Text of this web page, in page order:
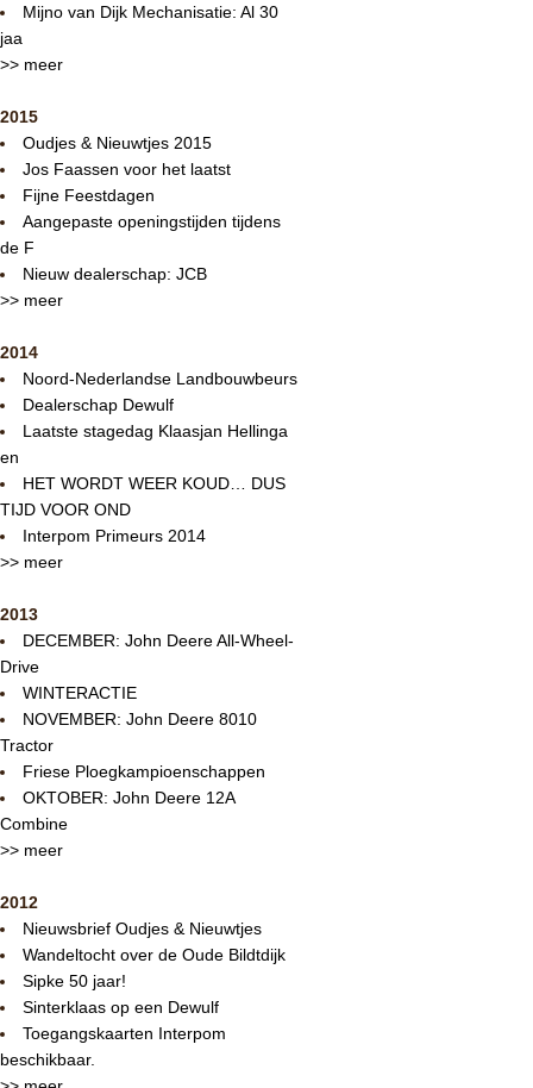
Mijno van Dijk Mechanisatie: Al 30
jaa
>> meer
2015
Oudjes & Nieuwtjes 2015
Jos Faassen voor het laatst
Fijne Feestdagen
Aangepaste openingstijden tijdens
de F
Nieuw dealerschap: JCB
>> meer
2014
Noord-Nederlandse Landbouwbeurs
Dealerschap Dewulf
Laatste stagedag Klaasjan Hellinga
en
HET WORDT WEER KOUD… DUS
TIJD VOOR OND
Interpom Primeurs 2014
>> meer
2013
DECEMBER: John Deere All-Wheel-
Drive
WINTERACTIE
NOVEMBER: John Deere 8010
Tractor
Friese Ploegkampioenschappen
OKTOBER: John Deere 12A
Combine
>> meer
2012
Nieuwsbrief Oudjes & Nieuwtjes
Wandeltocht over de Oude Bildtdijk
Sipke 50 jaar!
Sinterklaas op een Dewulf
Toegangskaarten Interpom
beschikbaar.